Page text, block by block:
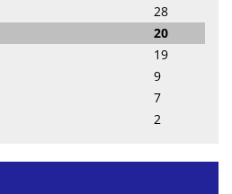
28
20
19
9
7
2